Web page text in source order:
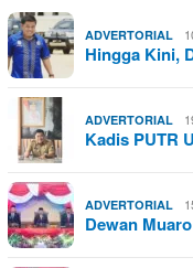
ADVERTORIAL
Hingga Kini,
ADVERTORIAL
Kadis PUTR
ADVERTORIAL
Dewan